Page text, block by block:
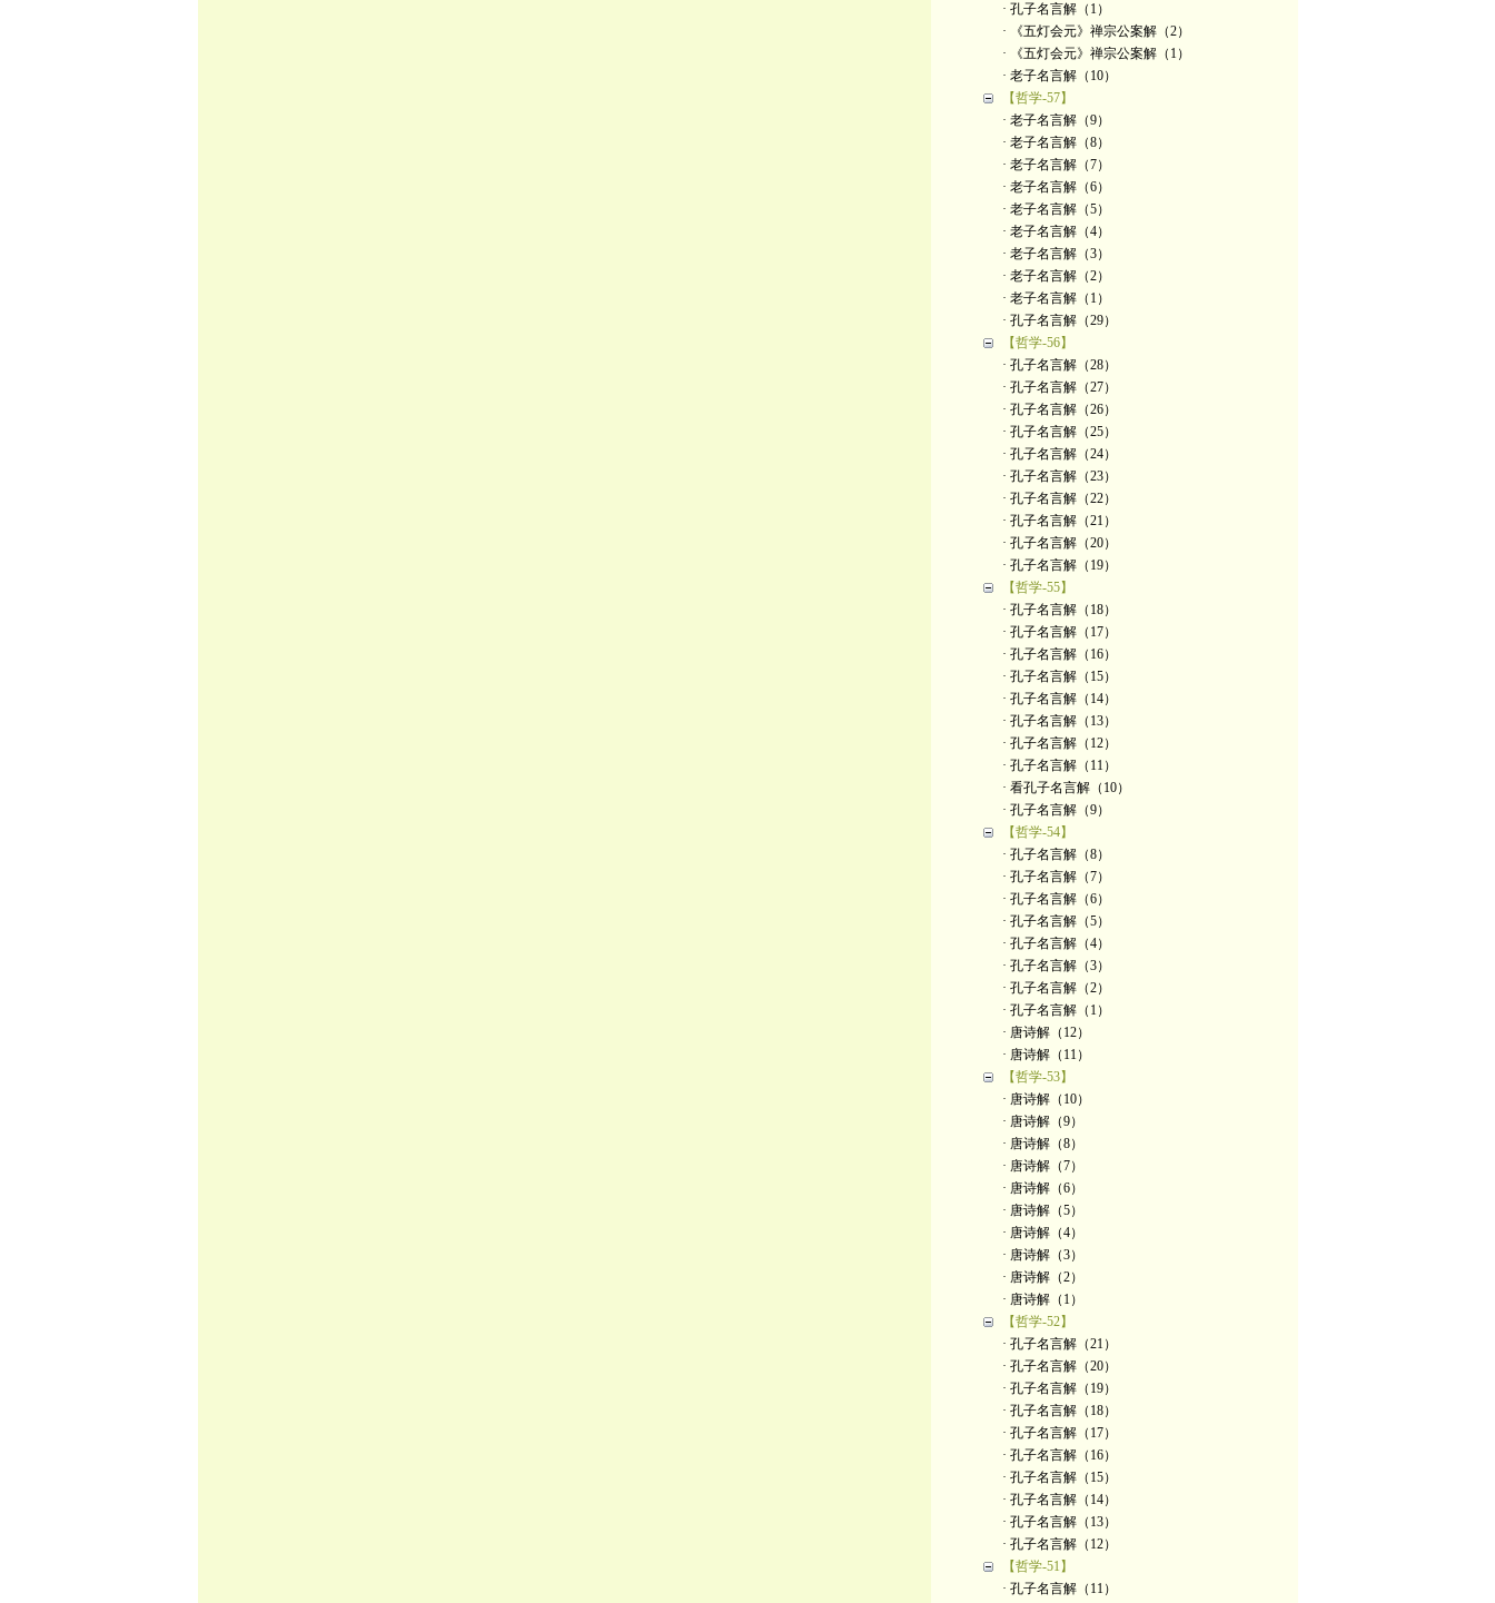
· 孔子名言解（1）
· 《五灯会元》禅宗公案解（2）
· 《五灯会元》禅宗公案解（1）
· 老子名言解（10）
【哲学-57】
· 老子名言解（9）
· 老子名言解（8）
· 老子名言解（7）
· 老子名言解（6）
· 老子名言解（5）
· 老子名言解（4）
· 老子名言解（3）
· 老子名言解（2）
· 老子名言解（1）
· 孔子名言解（29）
【哲学-56】
· 孔子名言解（28）
· 孔子名言解（27）
· 孔子名言解（26）
· 孔子名言解（25）
· 孔子名言解（24）
· 孔子名言解（23）
· 孔子名言解（22）
· 孔子名言解（21）
· 孔子名言解（20）
· 孔子名言解（19）
【哲学-55】
· 孔子名言解（18）
· 孔子名言解（17）
· 孔子名言解（16）
· 孔子名言解（15）
· 孔子名言解（14）
· 孔子名言解（13）
· 孔子名言解（12）
· 孔子名言解（11）
· 看孔子名言解（10）
· 孔子名言解（9）
【哲学-54】
· 孔子名言解（8）
· 孔子名言解（7）
· 孔子名言解（6）
· 孔子名言解（5）
· 孔子名言解（4）
· 孔子名言解（3）
· 孔子名言解（2）
· 孔子名言解（1）
· 唐诗解（12）
· 唐诗解（11）
【哲学-53】
· 唐诗解（10）
· 唐诗解（9）
· 唐诗解（8）
· 唐诗解（7）
· 唐诗解（6）
· 唐诗解（5）
· 唐诗解（4）
· 唐诗解（3）
· 唐诗解（2）
· 唐诗解（1）
【哲学-52】
· 孔子名言解（21）
· 孔子名言解（20）
· 孔子名言解（19）
· 孔子名言解（18）
· 孔子名言解（17）
· 孔子名言解（16）
· 孔子名言解（15）
· 孔子名言解（14）
· 孔子名言解（13）
· 孔子名言解（12）
【哲学-51】
· 孔子名言解（11）